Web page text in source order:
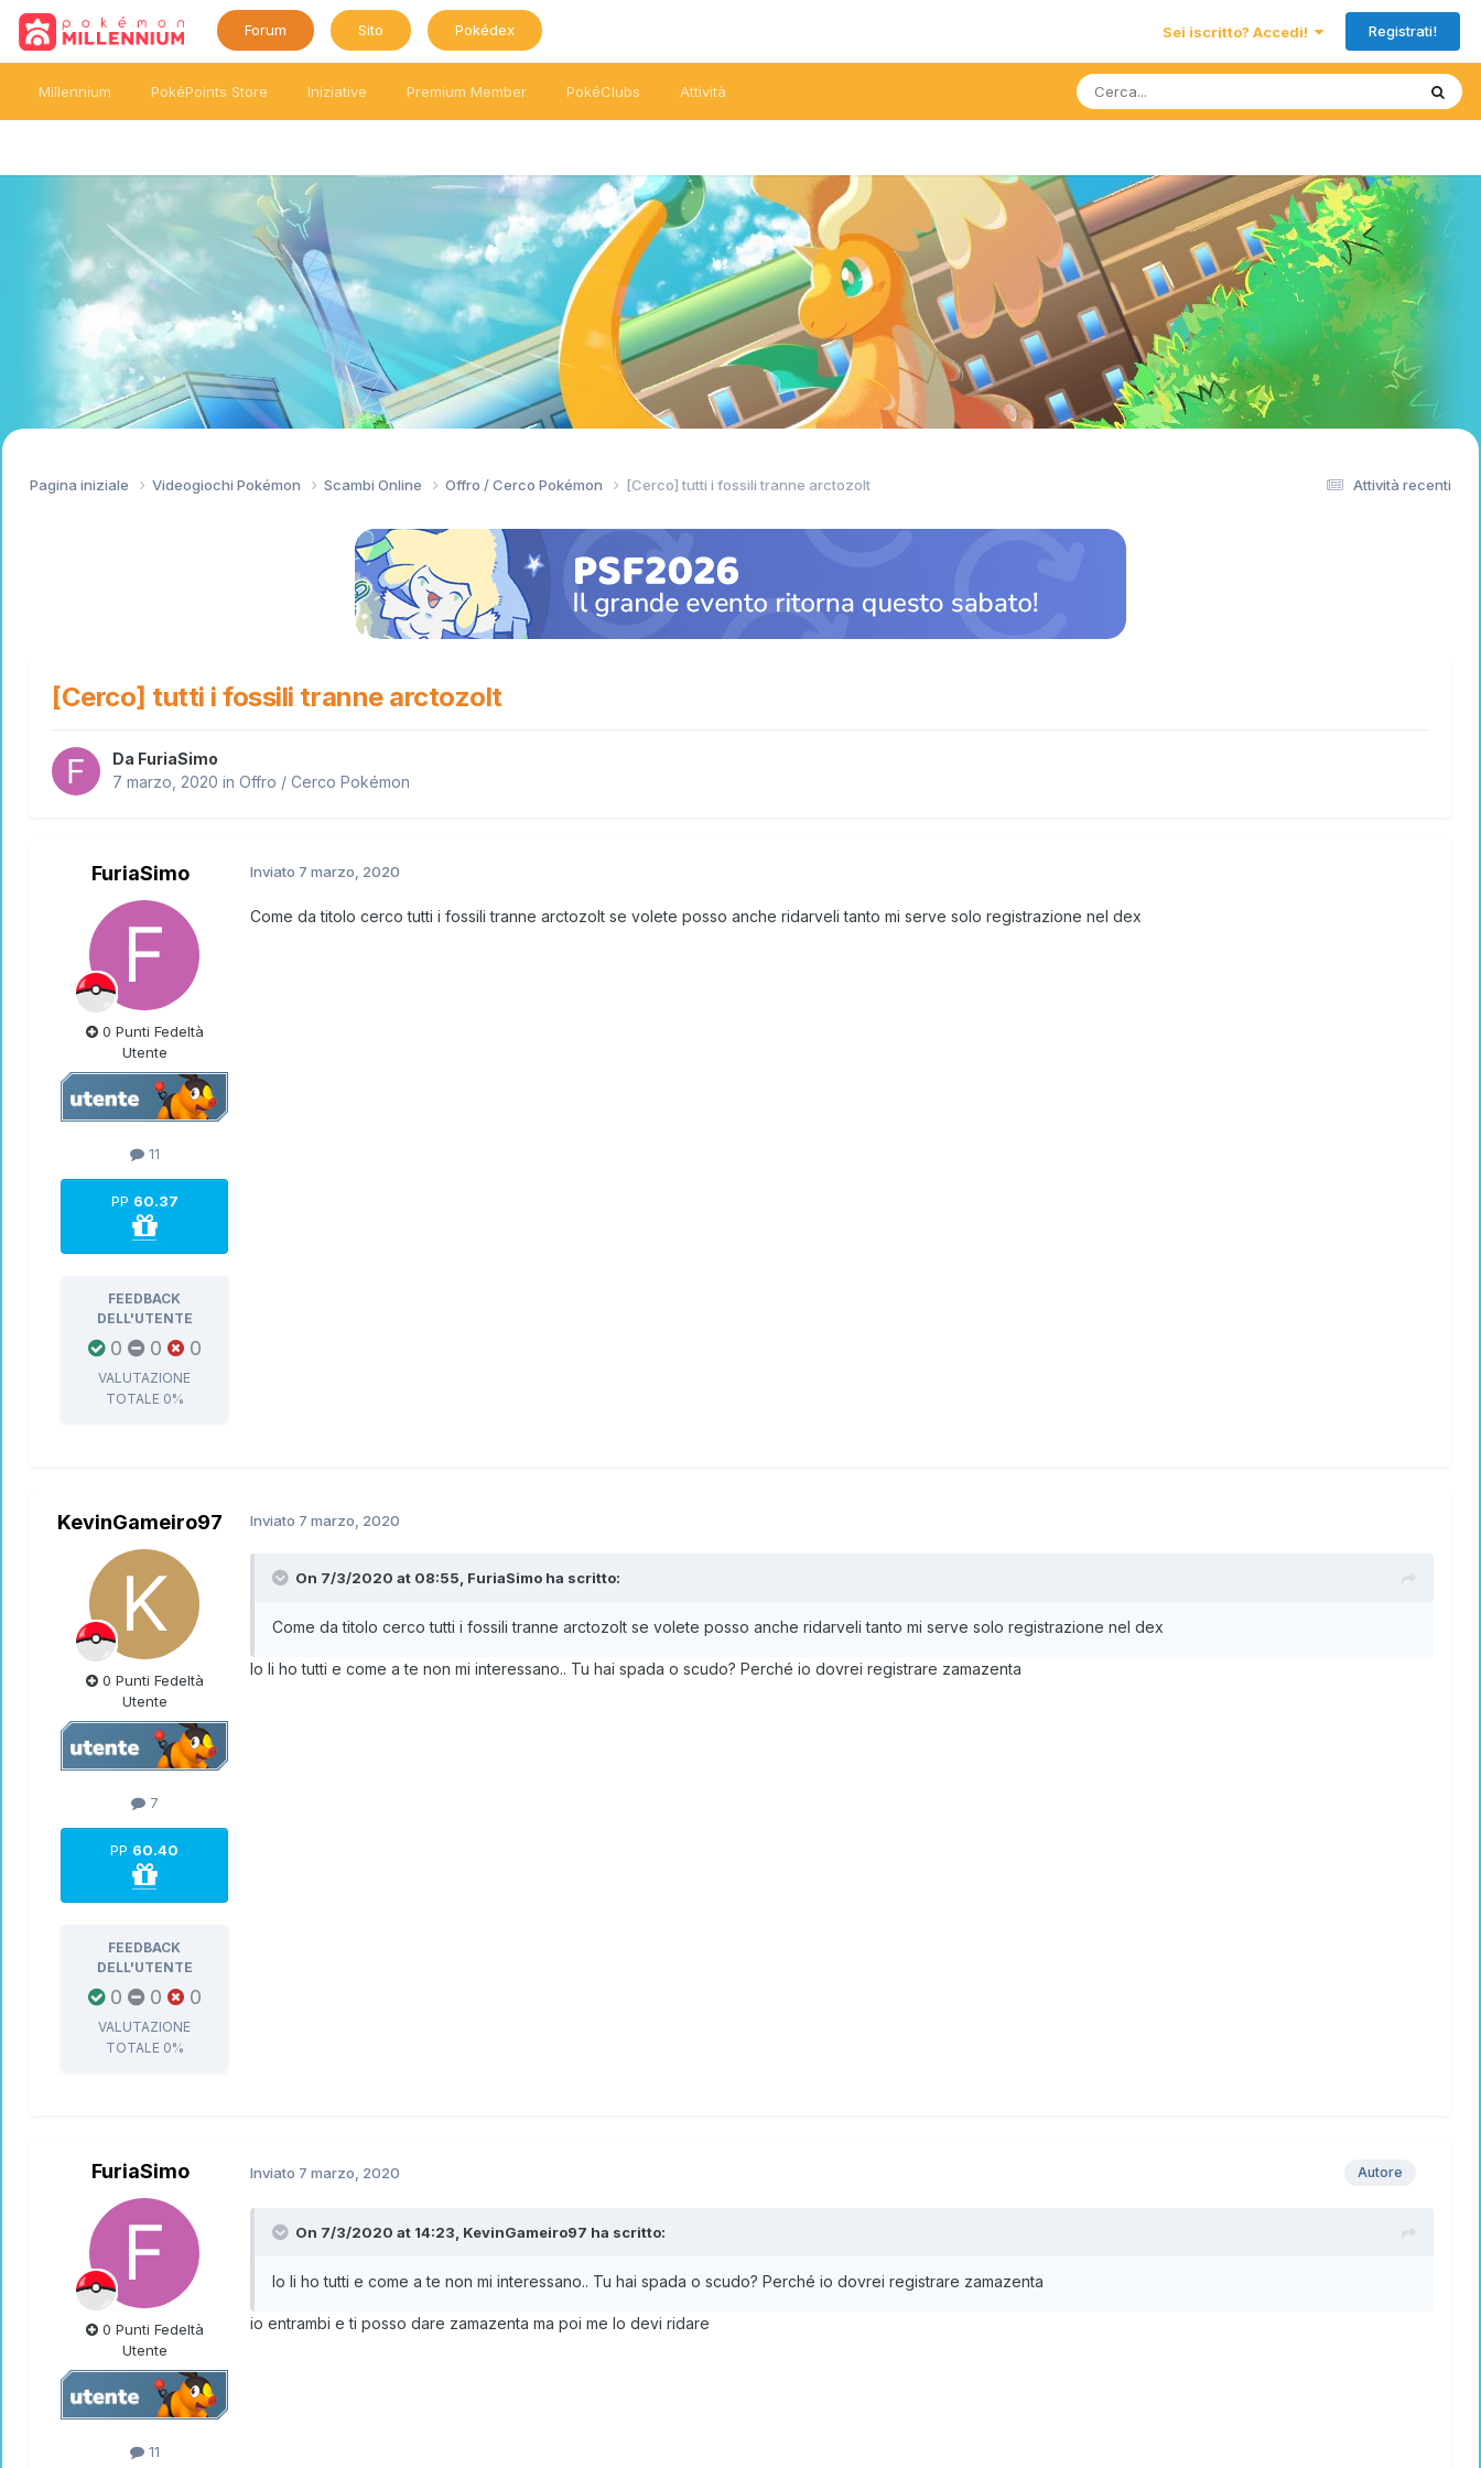
Forum Sito Pokédex Sei iscritto? Accedi! Registrati!
Millennium PokéPoints Store Iniziative Premium Member PokéClubs Attività
Attività recenti
Pagina iniziale Videogiochi Pokémon Scambi Online Offro / Cerco Pokémon [Cerco] tutti i fossili tranne arctozolt
[Cerco] tutti i fossili tranne arctozolt
Da FuriaSimo
7 marzo, 2020 in Offro / Cerco Pokémon
FuriaSimo
0 Punti Fedeltà
Utente
11
PP 60.37
FEEDBACK
DELL'UTENTE
0 0 0
VALUTAZIONE
TOTALE 0%
Inviato 7 marzo, 2020
Come da titolo cerco tutti i fossili tranne arctozolt se volete posso anche ridarveli tanto mi serve solo registrazione nel dex
KevinGameiro97
0 Punti Fedeltà
Utente
7
PP 60.40
FEEDBACK
DELL'UTENTE
0 0 0
VALUTAZIONE
TOTALE 0%
Inviato 7 marzo, 2020
On 7/3/2020 at 08:55, FuriaSimo ha scritto:
Come da titolo cerco tutti i fossili tranne arctozolt se volete posso anche ridarveli tanto mi serve solo registrazione nel dex
Io li ho tutti e come a te non mi interessano.. Tu hai spada o scudo? Perché io dovrei registrare zamazenta
FuriaSimo
0 Punti Fedeltà
Utente
11
Autore
Inviato 7 marzo, 2020
On 7/3/2020 at 14:23, KevinGameiro97 ha scritto:
Io li ho tutti e come a te non mi interessano.. Tu hai spada o scudo? Perché io dovrei registrare zamazenta
io entrambi e ti posso dare zamazenta ma poi me lo devi ridare